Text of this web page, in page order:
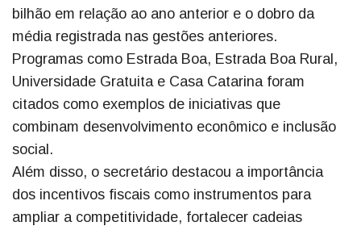
bilhão em relação ao ano anterior e o dobro da
média registrada nas gestões anteriores.
Programas como Estrada Boa, Estrada Boa Rural,
Universidade Gratuita e Casa Catarina foram
citados como exemplos de iniciativas que
combinam desenvolvimento econômico e inclusão
social.
Além disso, o secretário destacou a importância
dos incentivos fiscais como instrumentos para
ampliar a competitividade, fortalecer cadeias